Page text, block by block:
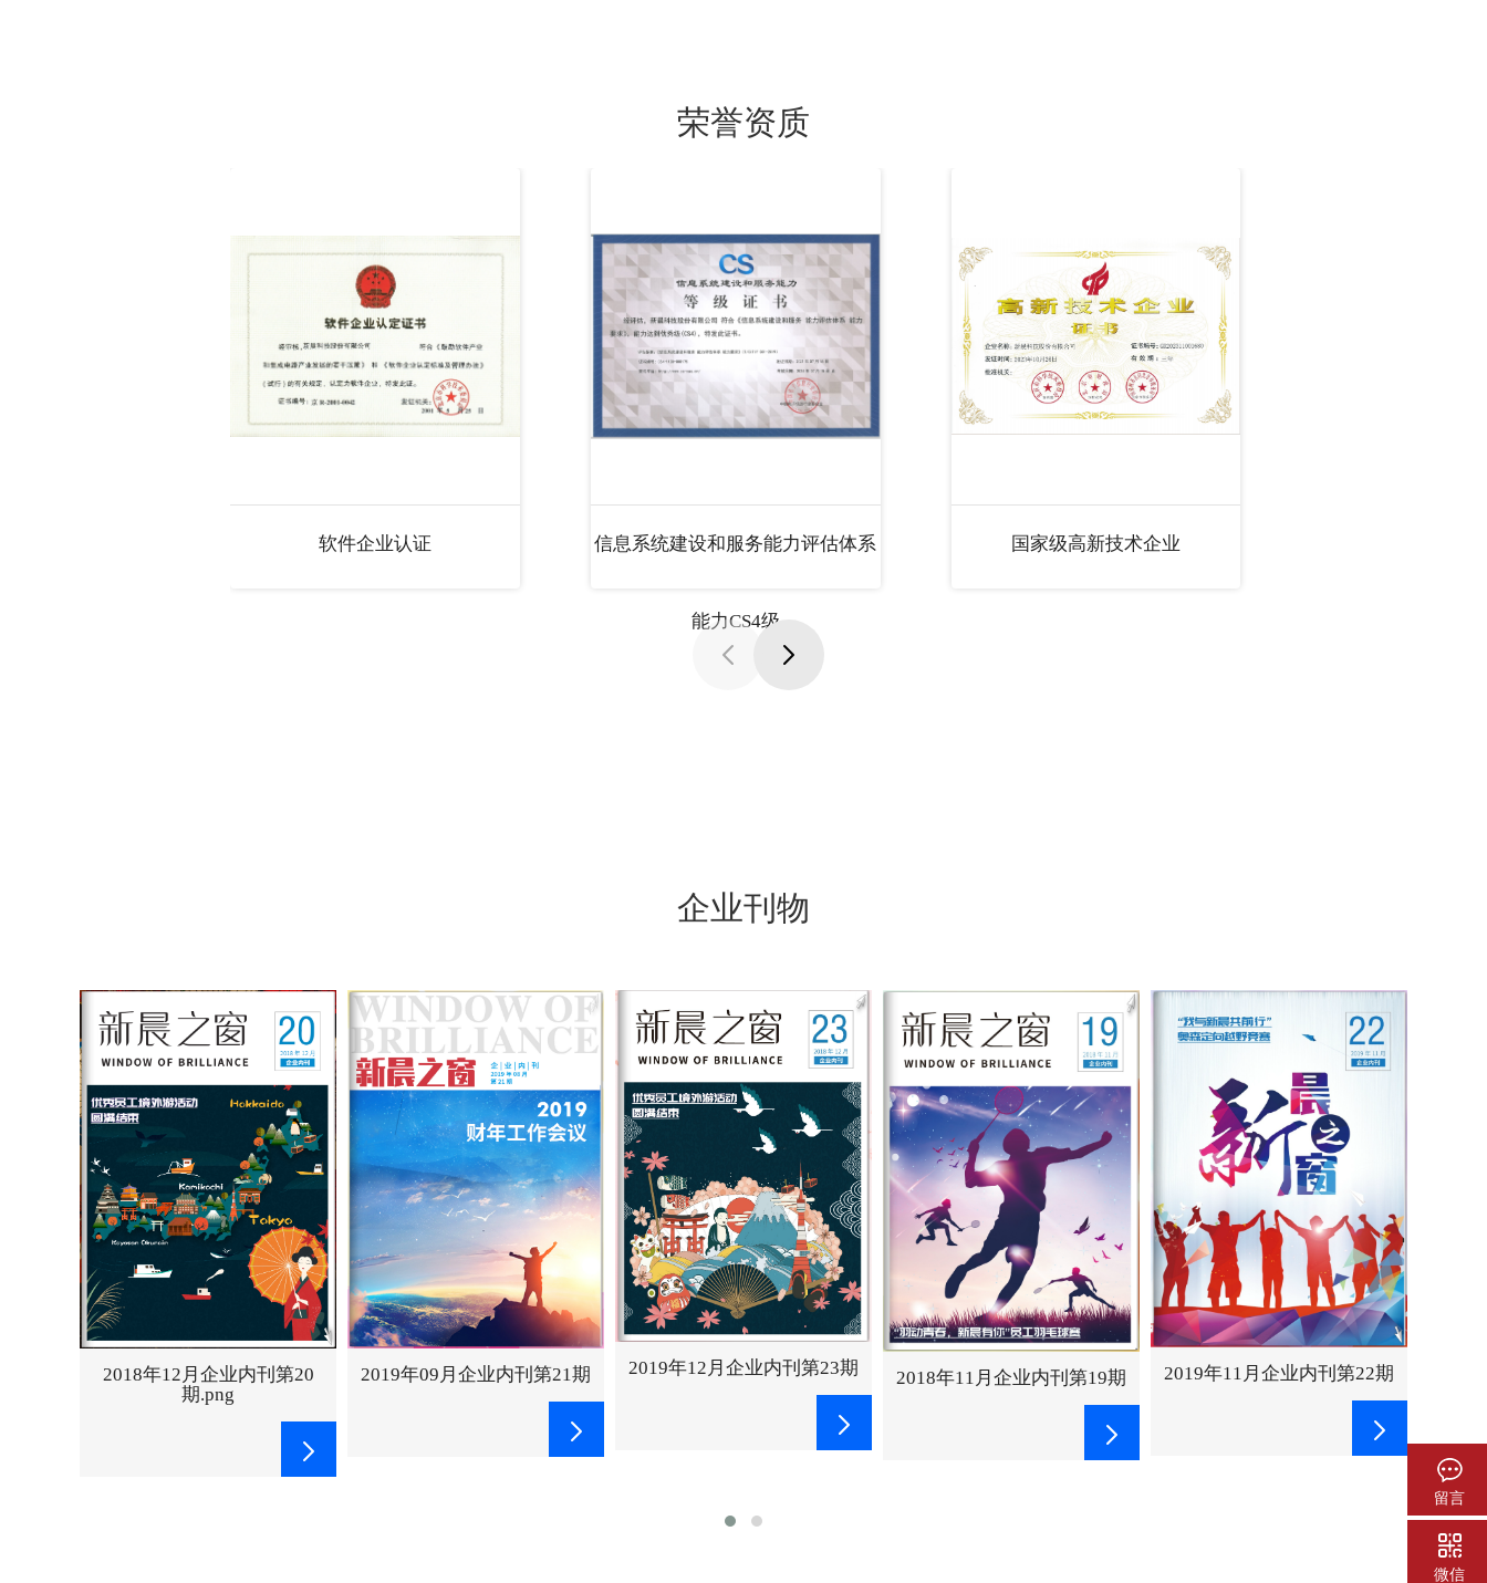
荣誉资质
软件企业认证 信息系统建设和服务能力评估体系
能力CS4级
国家级高新技术企业
企业刊物
2019年09月企业内刊第21期 2019年12月企业内刊第23期 2018年11月企业内刊第19期 2019年11月企业内刊第22期 2020年07月企业内刊第25期
留言
微信